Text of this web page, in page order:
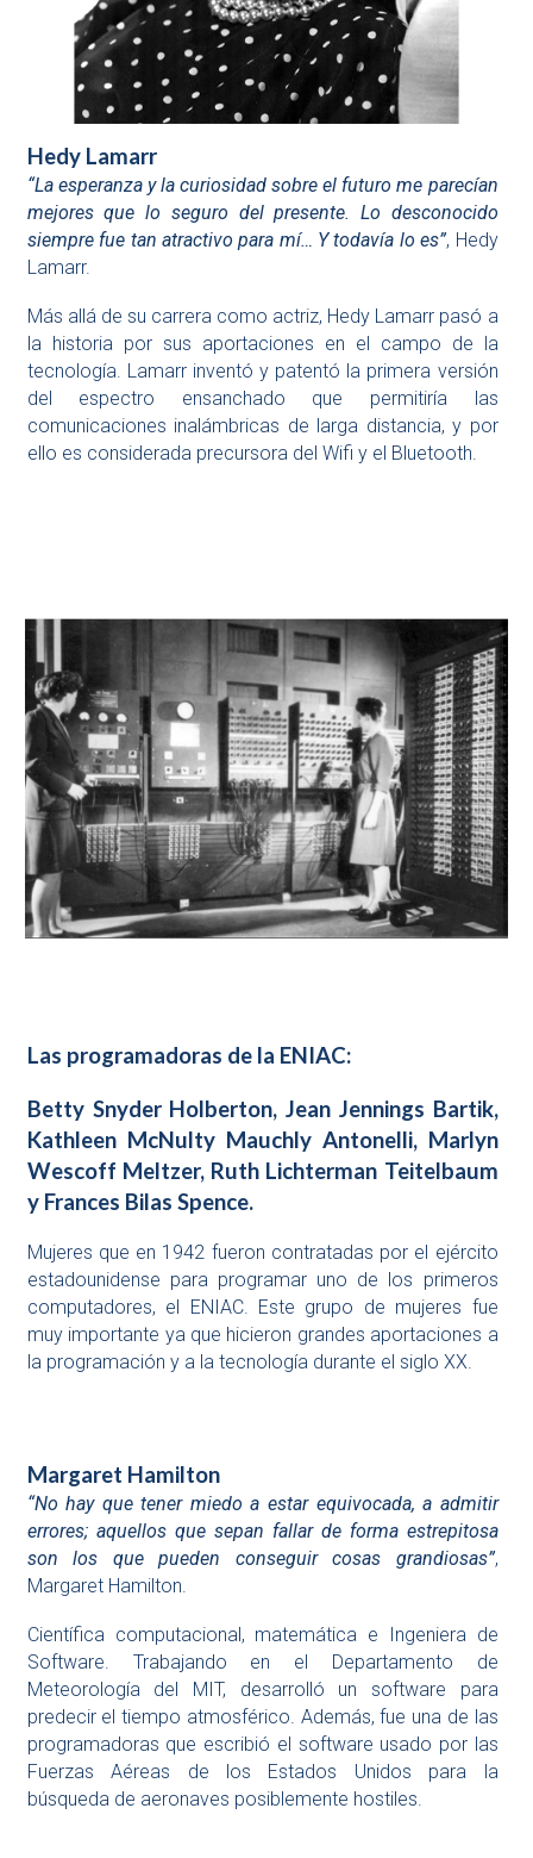
Hedy Lamarr
“La esperanza y la curiosidad sobre el futuro me parecían
mejores que lo seguro del presente. Lo desconocido
siempre fue tan atractivo para mí… Y todavía lo es”, Hedy
Lamarr.
Más allá de su carrera como actriz, Hedy Lamarr pasó a
la historia por sus aportaciones en el campo de la
tecnología. Lamarr inventó y patentó la primera versión
del espectro ensanchado que permitiría las
comunicaciones inalámbricas de larga distancia, y por
ello es considerada precursora del Wifi y el Bluetooth.
Las programadoras de la ENIAC:
Betty Snyder Holberton, Jean Jennings Bartik,
Kathleen McNulty Mauchly Antonelli, Marlyn
Wescoff Meltzer, Ruth Lichterman Teitelbaum
y Frances Bilas Spence.
Mujeres que en 1942 fueron contratadas por el ejército
estadounidense para programar uno de los primeros
computadores, el ENIAC. Este grupo de mujeres fue
muy importante ya que hicieron grandes aportaciones a
la programación y a la tecnología durante el siglo XX.
Margaret Hamilton
“No hay que tener miedo a estar equivocada, a admitir
errores; aquellos que sepan fallar de forma estrepitosa
son los que pueden conseguir cosas grandiosas”,
Margaret Hamilton.
Científica computacional, matemática e Ingeniera de
Software. Trabajando en el Departamento de
Meteorología del MIT, desarrolló un software para
predecir el tiempo atmosférico. Además, fue una de las
programadoras que escribió el software usado por las
Fuerzas Aéreas de los Estados Unidos para la
búsqueda de aeronaves posiblemente hostiles.